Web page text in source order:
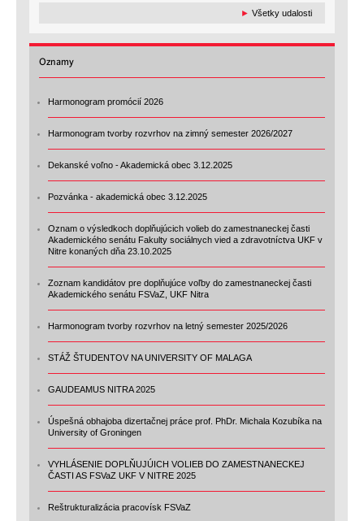
► Všetky udalosti
Oznamy
Harmonogram promócií 2026
Harmonogram tvorby rozvrhov na zimný semester 2026/2027
Dekanské voľno - Akademická obec 3.12.2025
Pozvánka - akademická obec 3.12.2025
Oznam o výsledkoch doplňujúcich volieb do zamestnaneckej časti
Akademického senátu Fakulty sociálnych vied a zdravotníctva UKF v
Nitre konaných dňa 23.10.2025
Zoznam kandidátov pre doplňujúce voľby do zamestnaneckej časti
Akademického senátu FSVaZ, UKF Nitra
Harmonogram tvorby rozvrhov na letný semester 2025/2026
STÁŽ ŠTUDENTOV NA UNIVERSITY OF MALAGA
GAUDEAMUS NITRA 2025
Úspešná obhajoba dizertačnej práce prof. PhDr. Michala Kozubíka na
University of Groningen
VYHLÁSENIE DOPLŇUJÚICH VOLIEB DO ZAMESTNANECKEJ
ČASTI AS FSVaZ UKF V NITRE 2025
Reštrukturalizácia pracovísk FSVaZ